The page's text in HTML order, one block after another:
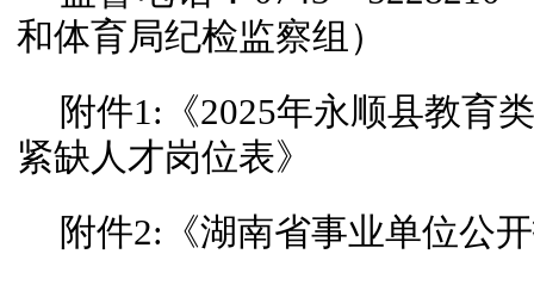
和体育局纪检监察组）
附件1:《2025年永顺县教育
紧缺人才岗位表》
附件2:《湖南省事业单位公